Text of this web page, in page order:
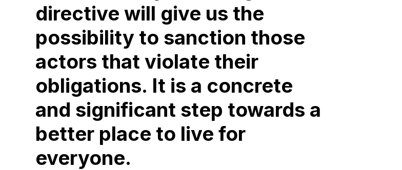
directive will give us the
possibility to sanction those
actors that violate their
obligations. It is a concrete
and significant step towards a
better place to live for
everyone.